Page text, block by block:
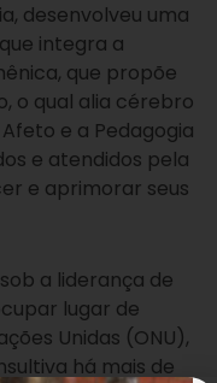
desenvolveu uma
integra a
que propõe
o qual alia cérebro
e a Pedagogia
e atendidos pela
e aprimorar seus
a liderança de
lugar de
Unidas (ONU),
há mais de